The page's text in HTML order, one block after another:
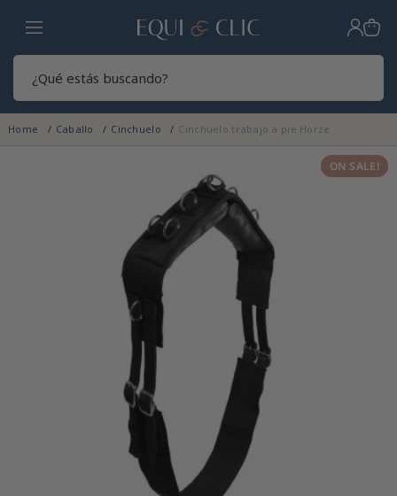
Hogar
Home Caballo Cinchuelo Cinchuelo trabajo a pie Horze
ON SALE!